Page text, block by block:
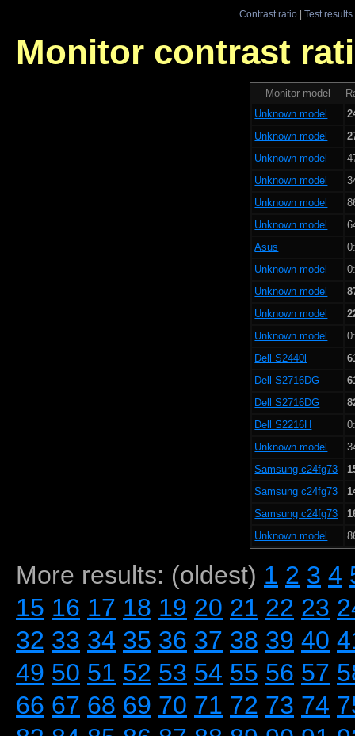
Contrast ratio| Test results
Monitor contrast
Monitor model
Unknown model
Unknown model
Unknown model
Unknown model
Unknown model
Unknown model
Asus
Unknown model
Unknown model
Unknown model
Unknown model
Dell S2440l
Dell S2716DG
Dell S2716DG
Dell S2216H
Unknown model
Samsung c24fg73
Samsung c24fg73
Samsung c24fg73
Unknown model
More results: (oldest) 1 2 3 4
15 16 17 18 19 20 21 22 23
32 33 34 35 36 37 38 39 40
49 50 51 52 53 54 55 56 57
66 67 68 69 70 71 72 73 74